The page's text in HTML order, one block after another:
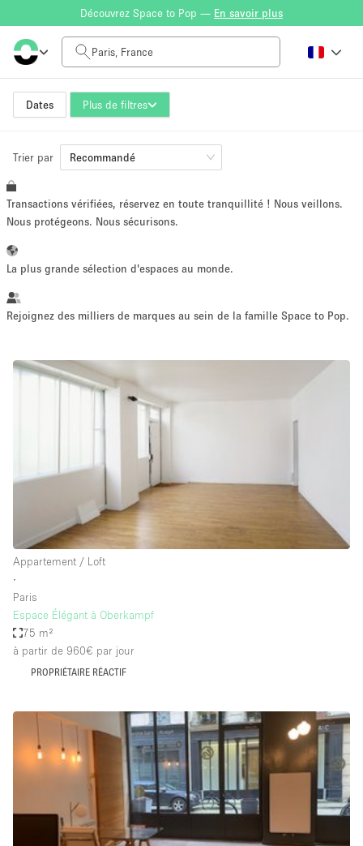
Découvrez Space to Pop — En savoir plus
Dates Plus de filtres
Tarif à la journée
0€
Taille de l'espace
~ 13 personnes
Vente au
détail
Showroom Événement Art Alimentation
Partagé
Type de l'espace
Atelier
Bateau
Boutique en Partage
Bureaux
Camion / Fourgon
Commerce
Container
Trier par Recommandé
Transactions vérifiées, réservez en toute tranquillité ! Nous veillons.
Nous protégeons. Nous sécurisons.
La plus grande sélection d'espaces au monde.
Rejoignez des milliers de marques au sein de la famille Space to Pop.
Appartement / Loft
∙
Paris
Espace Élégant à Oberkampf
75 m²
à partir de 960€ par jour
PROPRIÉTAIRE RÉACTIF